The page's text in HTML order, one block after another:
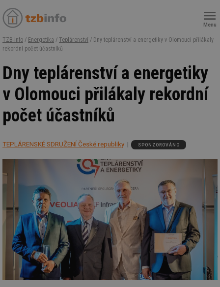
Menu
TZB-info / Energetika / Teplárenství / Dny teplárenství a energetiky v Olomouci přilákaly
rekordní počet účastníků
Dny teplárenství a energetiky
v Olomouci přilákaly rekordní
počet účastníků
TEPLÁRENSKÉ SDRUŽENÍ České republiky SPONZOROVÁNO